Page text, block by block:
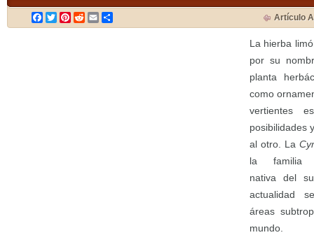
Facebook
TwitterPinterest
RedditEmail Artículo
La hierba
por su
planta
como
vertientes
posibilidades
al otro. La
la familia
nativa
del
actualidad
áreas
mundo.